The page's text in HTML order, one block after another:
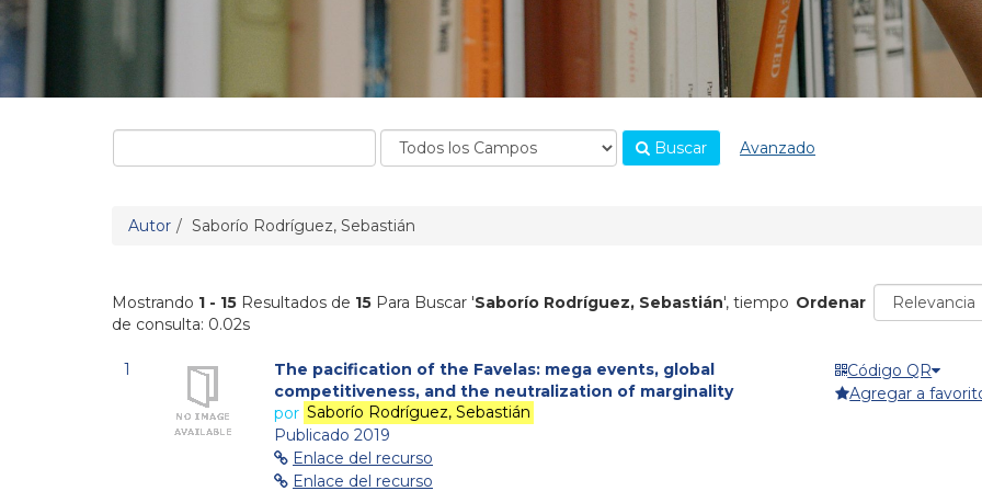
Buscar Avanzado
Autor Saborío Rodríguez, Sebastián
Mostrando 1 - 15 Resultados de 15 Para Buscar 'Saborío Rodríguez, Sebastián', tiempo
de consulta: 0.02s
Ordenar
1
The pacification of the Favelas: mega events, global
competitiveness, and the neutralization of marginality
por Saborío Rodríguez, Sebastián
Publicado 2019
Enlace del recurso
Enlace del recurso
Código QR
Agregar a